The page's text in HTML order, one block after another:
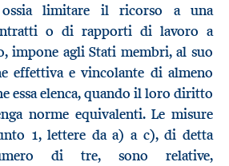
ossia limitare il ricorso a una
o di rapporti di lavoro a
impone agli Stati membri, al suo
effettiva e vincolante di almeno
essa elenca, quando il loro diritto
norme equivalenti. Le misure
1, lettere da a) a c), di detta
di tre, sono relative,